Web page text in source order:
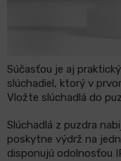
Súčasťou je aj
slúchadiel, ktorý v
Vložte slúchadlá do
Slúchadlá z puzdra
poskytne výdrž na
disponujú odolnosťou